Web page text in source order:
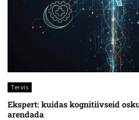
Tervis
Ekspert: kuidas kognitiivseid
arendada